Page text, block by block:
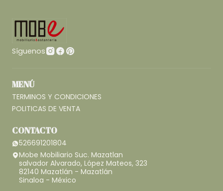
Síguenos
MENÚ
TERMINOS Y CONDICIONES
POLITICAS DE VENTA
CONTACTO
526691201804
Mobe Mobiliario Suc. Mazatlan
salvador Alvarado, López Mateos, 323
82140 Mazatlán - Mazatlán
Sinaloa - México